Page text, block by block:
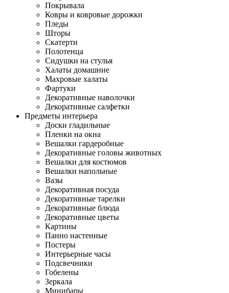
Покрывала
Ковры и ковровые дорожки
Пледы
Шторы
Скатерти
Полотенца
Сидушки на стулья
Халаты домашние
Махровые халаты
Фартуки
Декоративные наволочки
Декоративные салфетки
Предметы интерьера
Доски гладильные
Пленки на окна
Вешалки гардеробные
Декоративные головы животных
Вешалки для костюмов
Вешалки напольные
Вазы
Декоративная посуда
Декоративные тарелки
Декоративные блюда
Декоративные цветы
Картины
Панно настенные
Постеры
Интерьерные часы
Подсвечники
Гобелены
Зеркала
Минибары